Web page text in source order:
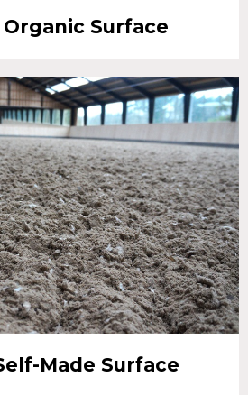
Surface
Made Surface